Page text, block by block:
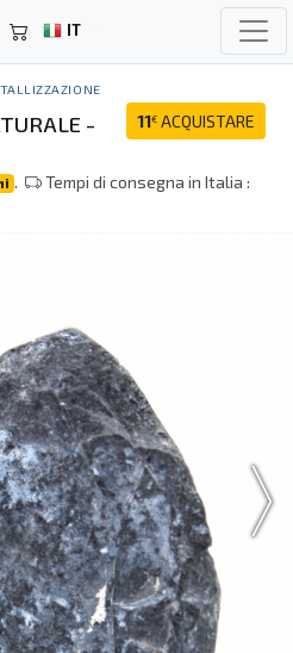
IT
11€ ACQUISTARE
-
.
Tempi di consegna in Italia :